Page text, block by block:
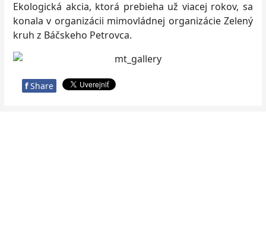
Ekologická akcia, ktorá prebieha už viacej rokov, sa
konala v organizácii mimovládnej organizácie Zelený
kruh z Báčskeho Petrovca.
f Share